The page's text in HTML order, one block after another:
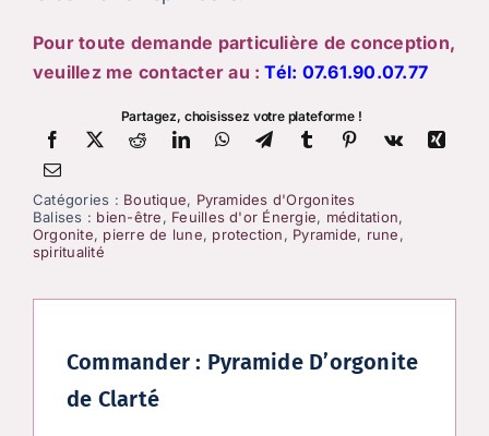
Pour toute demande particulière de conception,
veuillez me contacter au :Tél: 07.61.90.07.77
Partagez, choisissez votre plateforme !
Catégories : Boutique, Pyramides d'Orgonites
Balises : bien-être, Feuilles d'or Énergie, méditation,
Orgonite, pierre de lune, protection, Pyramide, rune,
spiritualité
Commander : Pyramide D’orgonite
de Clarté